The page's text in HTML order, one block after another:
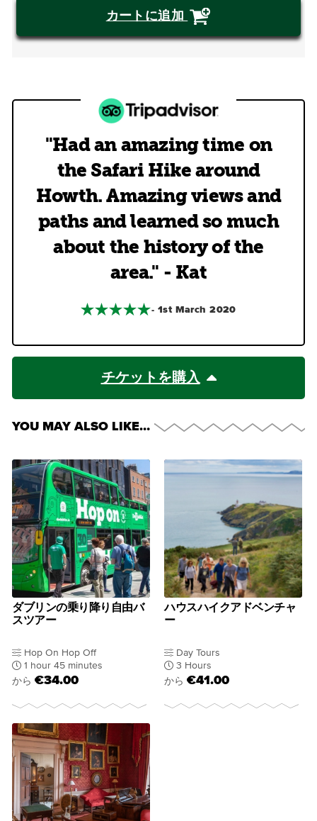
カートに追加
"Had an amazing time on
the Safari Hike around
Howth. Amazing views and
paths and learned so much
about the history of the
area." - Kat
- 1st March 2020
チケットを購入
YOU MAY ALSO LIKE…
ダブリンの乗り降り自由バ
スツアー
Hop On Hop Off
1 hour 45 minutes
から €34.00
ハウスハイクアドベンチャ
ー
Day Tours
3 Hours
から €41.00